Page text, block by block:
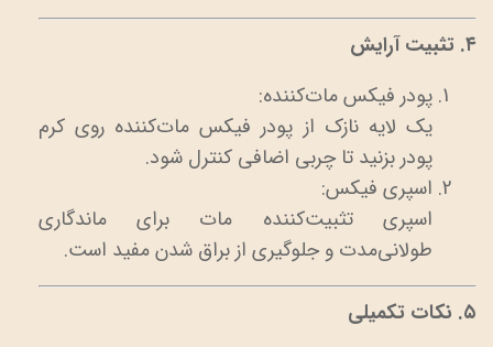
۴. تثبیت آرایش
پودر فیکس مات‌کننده:
یک لایه نازک از پودر فیکس مات‌کننده روی کرم
پودر بزنید تا چربی اضافی کنترل شود.
اسپری فیکس:
اسپری تثبیت‌کننده مات برای ماندگاری
طولانی‌مدت و جلوگیری از براق شدن مفید است.
۵. نکات تکمیلی